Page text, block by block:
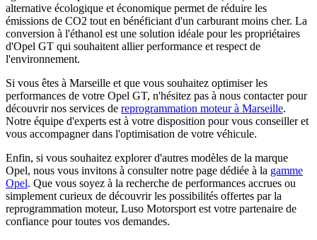
alternative écologique et économique permet de réduire les
émissions de CO2 tout en bénéficiant d'un carburant moins cher. La
conversion à l'éthanol est une solution idéale pour les propriétaires
d'Opel GT qui souhaitent allier performance et respect de
l'environnement.
Si vous êtes à Marseille et que vous souhaitez optimiser les
performances de votre Opel GT, n'hésitez pas à nous contacter pour
découvrir nos services de reprogrammation moteur à Marseille.
Notre équipe d'experts est à votre disposition pour vous conseiller et
vous accompagner dans l'optimisation de votre véhicule.
Enfin, si vous souhaitez explorer d'autres modèles de la marque
Opel, nous vous invitons à consulter notre page dédiée à la gamme
Opel. Que vous soyez à la recherche de performances accrues ou
simplement curieux de découvrir les possibilités offertes par la
reprogrammation moteur, Luso Motorsport est votre partenaire de
confiance pour toutes vos demandes.